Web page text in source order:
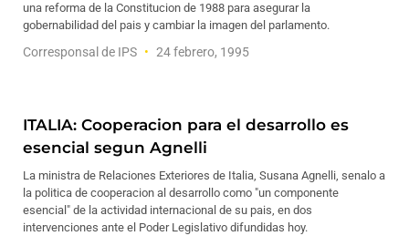
una reforma de la Constitucion de 1988 para asegurar la
gobernabilidad del pais y cambiar la imagen del parlamento.
Corresponsal de IPS 24 febrero, 1995
ITALIA: Cooperacion para el desarrollo es
esencial segun Agnelli
La ministra de Relaciones Exteriores de Italia, Susana Agnelli, senalo a
la politica de cooperacion al desarrollo como "un componente
esencial" de la actividad internacional de su pais, en dos
intervenciones ante el Poder Legislativo difundidas hoy.